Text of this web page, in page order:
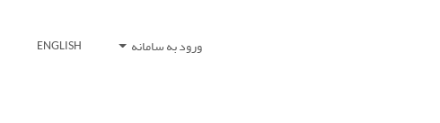
ورود به سامانه ENGLISH